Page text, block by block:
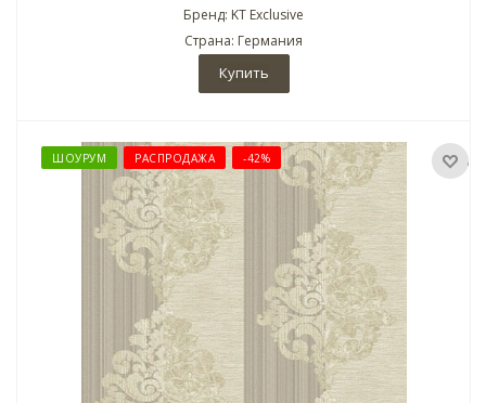
Бренд: KT Exclusive
Страна: Германия
Купить
ШОУРУМ РАСПРОДАЖА -42%